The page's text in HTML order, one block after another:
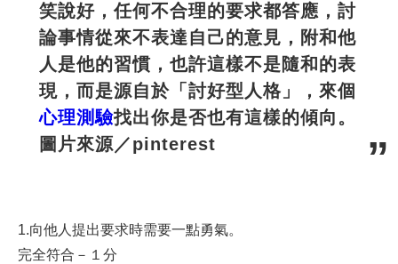
笑說好，任何不合理的要求都答應，討
論事情從來不表達自己的意見，附和他
人是他的習慣，也許這樣不是隨和的表
現，而是源自於「討好型人格」，來個
心理測驗找出你是否也有這樣的傾向。
圖片來源／pinterest
1.向他人提出要求時需要一點勇氣。
完全符合－１分